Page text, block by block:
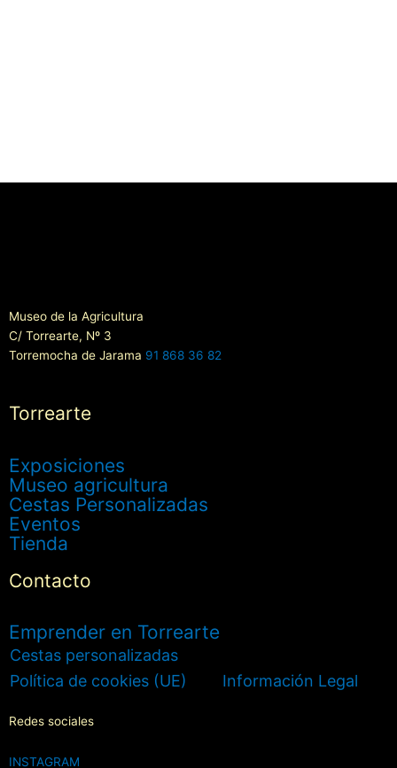
Museo de la Agricultura
C/ Torrearte, Nº 3
Torremocha de Jarama 91 868 36 82
Torrearte
Exposiciones
Museo agricultura
Cestas Personalizadas
Eventos
Tienda
Contacto
Emprender en Torrearte
Cestas personalizadas
Política de cookies (UE)
Información Legal
Redes sociales
INSTAGRAM